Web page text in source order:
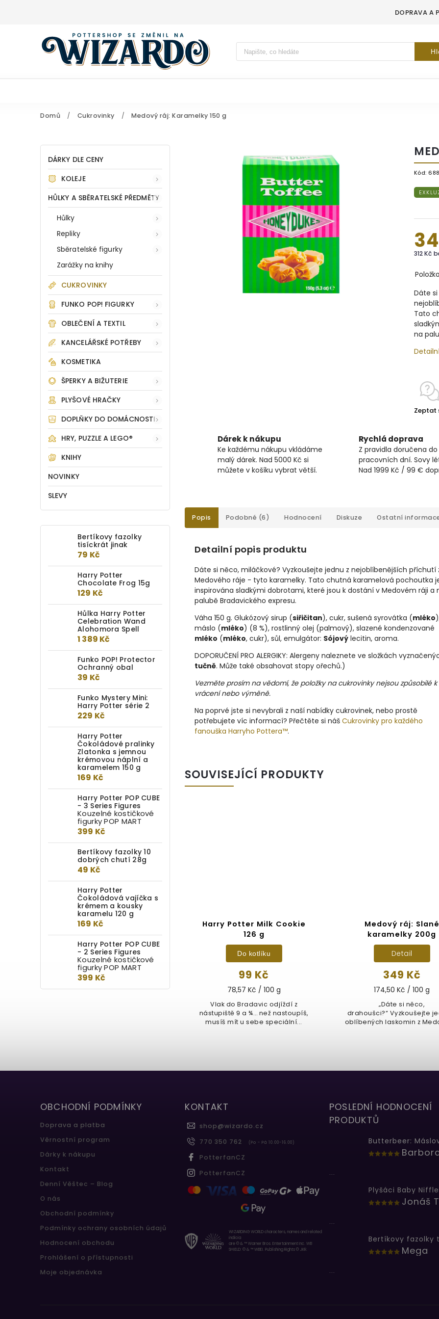
DOPRAVA A
Vyhledávání
Domů / Cukrovinky / Medový ráj: Karamelky 150 g
DÁRKY DLE CENY
KOLEJE
HŮLKY A SBĚRATELSKÉ PŘEDMĚTY
Hůlky
Repliky
Sběratelské figurky
Zarážky na knihy
CUKROVINKY
FUNKO POP! FIGURKY
OBLEČENÍ A TEXTIL
KANCELÁŘSKÉ POTŘEBY
KOSMETIKA
ŠPERKY A BIŽUTERIE
PLYŠOVÉ HRAČKY
DOPLŇKY DO DOMÁCNOSTI
HRY, PUZZLE A LEGO®
KNIHY
NOVINKY
SLEVY
Bertíkovy fazolky
tisíckrát jinak
79 Kč
Harry Potter
Chocolate Frog 15g
129 Kč
Hůlka Harry Potter
Celebration Wand
Alohomora Spell
1 389 Kč
Funko POP! Protector
Ochranný obal
39 Kč
Funko Mystery Mini:
Harry Potter série 2
229 Kč
Harry Potter
Čokoládové pralinky
Zlatonka s jemnou
krémovou náplní a
karamelem 150 g
169 Kč
Harry Potter POP CUBE
- 3 Series Figures
Kouzelné kostičkové
figurky POP MART
399 Kč
Bertíkovy fazolky 10
dobrých chutí 28g
49 Kč
Harry Potter
Čokoládová vajíčka s
krémem a kousky
karamelu 120 g
169 Kč
Harry Potter POP CUBE
- 2 Series Figures
Kouzelné kostičkové
figurky POP MART
399 Kč
Kód:
312 Kč
Dáte
Tato
na
Zeptat
Dárek k nákupu
Ke každému nákupu vkládáme
malý dárek. Nad 5000 Kč si
můžete v košíku vybrat větší.
Rychlá doprava
Z pravidla doručena
pracovních dní. Sovy
Nad 1999 Kč / 99 €
Popis Podobné (6) Hodnocení Diskuze Ostatní
Detailní popis produktu
Dáte si něco, miláčkové? Vyzkoušejte jednu z nejoblíbenějších příchutí
Medového ráje - tyto karamelky. Tato chutná karamelová pochoutka
inspirována sladkými dobrotami, které jsou k dostání v Medovém ráji a
palubě Bradavického expresu.
Váha 150 g. Glukózový sirup (siřičitan), cukr, sušená syrovátka (mléko
máslo (mléko) (8 %), rostlinný olej (palmový), slazené kondenzované
mléko (mléko, cukr), sůl, emulgátor: Sójový lecitin, aroma.
DOPORUČENÍ PRO ALERGIKY: Alergeny naleznete ve složkách
tučně. Může také obsahovat stopy ořechů.)
Vezměte prosím na vědomí, že položky na cukrovinky nejsou způsobilé k
vrácení nebo výměně.
Na poprvé jste si nevybrali z naší nabídky cukrovinek, nebo prostě
potřebujete víc informací? Přečtěte si náš Cukrovinky pro každého
fanouška Harryho Pottera™.
SOUVISEJÍCÍ PRODUKTY
EXKLUZIVNĚ
Čokoládová žabka s
kouzelnickou kartou 150 g
449 Kč
299,33 Kč / 100 g
Detail
Harry Potter Milk Cookie
126 g
99 Kč
78,57 Kč / 100 g
Do kotlíku
Vlak do Bradavic odjíždí z
nástupiště 9 a ¾… než nastoupíš,
musíš mít u sebe speciální...
Medový ráj: Slané
karamelky 200g
349 Kč
174,50 Kč / 100 g
Detail
„Dáte si něco,
drahoušci?“ Vyzkoušejte
oblíbených laskomin z
OBCHODNÍ PODMÍNKY
Doprava a platba
Věrnostní program
Dárky k nákupu
Kontakt
Denní Věštec – Blog
O nás
Obchodní podmínky
Podmínky ochrany osobních údajů
Hodnocení obchodu
Prohlášení o přístupnosti
Moje objednávka
KONTAKT
shop@wizardo.cz
770 350 762
(Po - Pá 10.00-16.00)
PotterfanCZ
PotterfanCZ
WIZARDING WORLD characters, names and related
indicia
are © & ™ Warner Bros. Entertainment Inc. WB
SHIELD: © & ™ WBEI. Publishing Rights © JKR.
POSLEDNÍ HODNOCENÍ
PRODUKTŮ
...
Plyšáci Baby
Jonáš
...
Mega
...